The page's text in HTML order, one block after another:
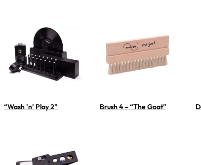
“Wash ’n’ Play 2” Brush 4 – “The Goat”